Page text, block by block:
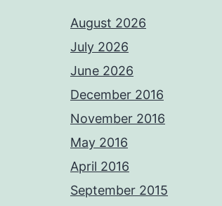
August 2026
July 2026
June 2026
December 2016
November 2016
May 2016
April 2016
September 2015